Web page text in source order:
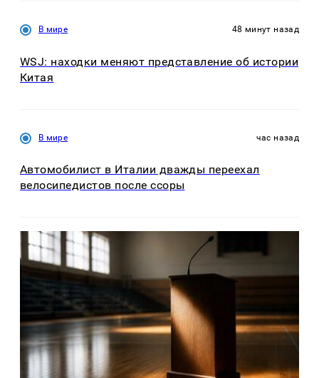
В мире 48 минут назад
WSJ: находки меняют представление об истории
Китая
В мире час назад
Автомобилист в Италии дважды переехал
велосипедистов после ссоры